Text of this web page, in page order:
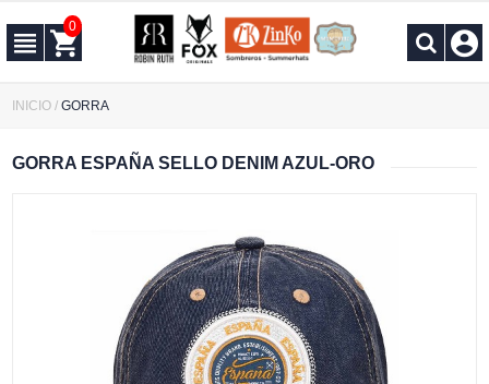
0
INICIO /GORRA
GORRA ESPAÑA SELLO DENIM AZUL-ORO